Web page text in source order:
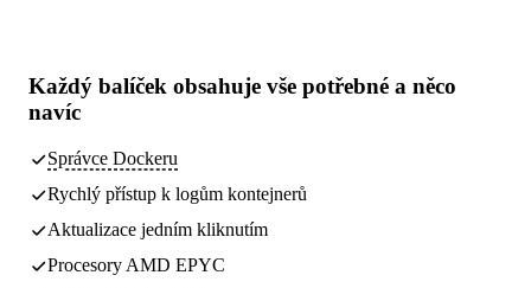
Každý balíček obsahuje vše potřebné a něco
navíc
Správce Dockeru
Rychlý přístup k logům kontejnerů
Aktualizace jedním kliknutím
Procesory AMD EPYC